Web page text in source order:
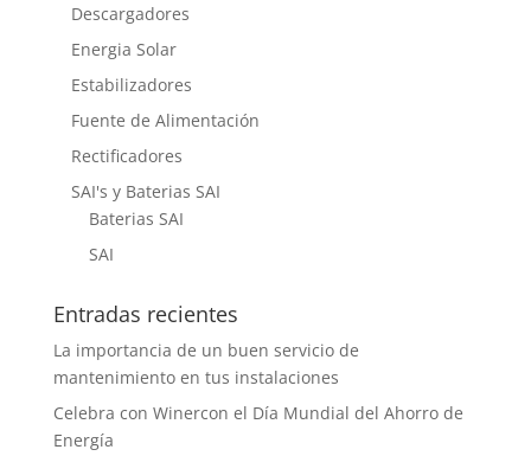
Descargadores
Energia Solar
Estabilizadores
Fuente de Alimentación
Rectificadores
SAI's y Baterias SAI
Baterias SAI
SAI
Entradas recientes
La importancia de un buen servicio de
mantenimiento en tus instalaciones
Celebra con Winercon el Día Mundial del Ahorro de
Energía